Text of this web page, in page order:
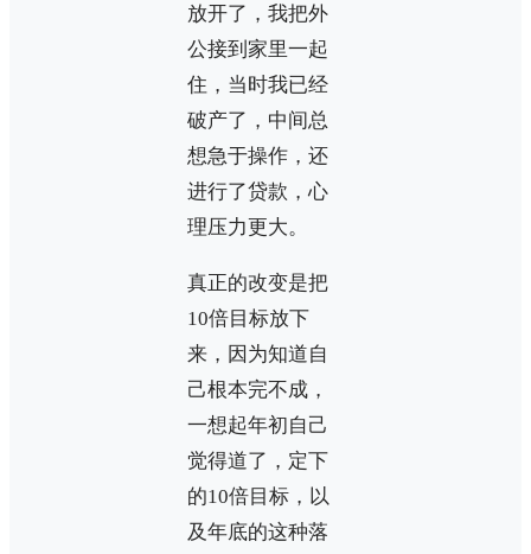
放开了，我把外
公接到家里一起
住，当时我已经
破产了，中间总
想急于操作，还
进行了贷款，心
理压力更大。
真正的改变是把
10倍目标放下
来，因为知道自
己根本完不成，
一想起年初自己
觉得道了，定下
的10倍目标，以
及年底的这种落